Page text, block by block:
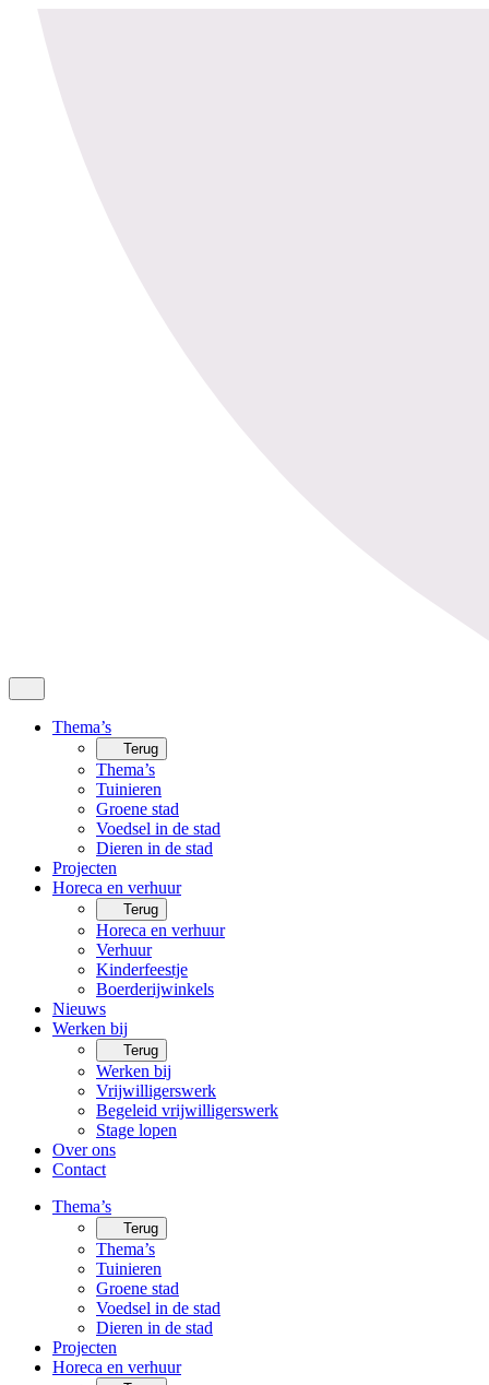
Thema’s
Terug
Thema’s
Tuinieren
Groene stad
Voedsel in de stad
Dieren in de stad
Projecten
Horeca en verhuur
Terug
Horeca en verhuur
Verhuur
Kinderfeestje
Boerderijwinkels
Nieuws
Werken bij
Terug
Werken bij
Vrijwilligerswerk
Begeleid vrijwilligerswerk
Stage lopen
Over ons
Contact
Thema’s
Terug
Thema’s
Tuinieren
Groene stad
Voedsel in de stad
Dieren in de stad
Projecten
Horeca en verhuur